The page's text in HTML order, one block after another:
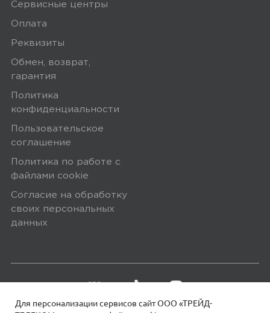
Для персонализации сервисов сайт ООО «ТРЕЙД-
Сервисные центры
Оплата
Реквизиты
Обмен, возврат,
гарантия
Политика
конфиденциальности
Пользовательское
соглашение
Политика по работе с
файлами сookie
Согласие на обработку
своих персональных
данных